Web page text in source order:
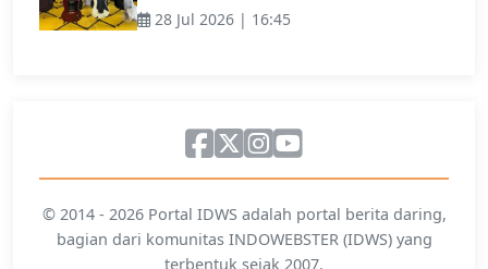
28 Jul 2026 | 16:45
© 2014 - 2026 Portal IDWS adalah portal berita daring,
bagian dari komunitas INDOWEBSTER (IDWS) yang
terbentuk sejak 2007.